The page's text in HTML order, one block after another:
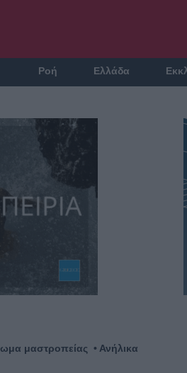
Ροή Ελλάδα
μαστροπείας Ανήλικα